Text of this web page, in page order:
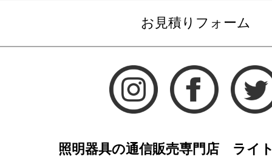
お見積りフォーム
照明器具の通信販売専門店 ライ